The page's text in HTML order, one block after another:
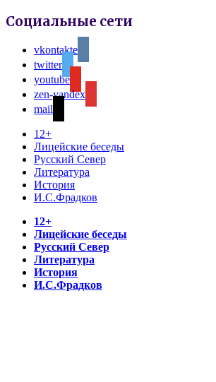
Социальные сети
vkontakte
twitter
youtube
zen-yandex
mail
12+
Лицейские беседы
Русский Север
Литература
История
И.С.Фрадков
12+
Лицейские беседы
Русский Север
Литература
История
И.С.Фрадков